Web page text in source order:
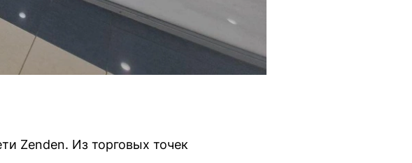
Zenden. Из торговых точек